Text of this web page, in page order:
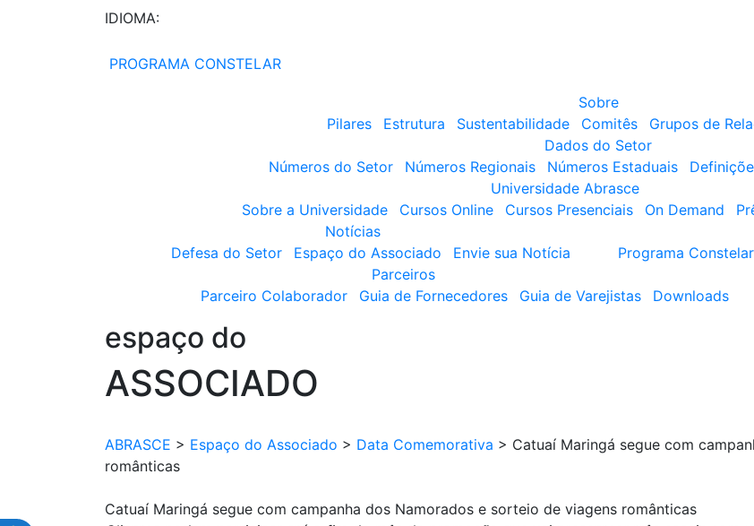
IDIOMA:
PROGRAMA CONSTELAR
Sobre
Pilares
Estrutura Sustentabilidade Comitês Grupos de
Dados do Setor
Números do Setor
Números Regionais Números Estaduais
Universidade Abrasce
Sobre a Universidade
Cursos Online Cursos Presenciais On Demand
Notícias
Defesa do Setor
Espaço do Associado Envie sua Notícia
Programa Constelar
Parceiros
Parceiro Colaborador
Guia de Fornecedores Guia de Varejistas Downloads
espaço do
ASSOCIADO
ABRASCE > Espaço do Associado > Data Comemorativa > Catuaí Maringá segue com
românticas
Catuaí Maringá segue com campanha dos Namorados e sorteio de viagens românticas